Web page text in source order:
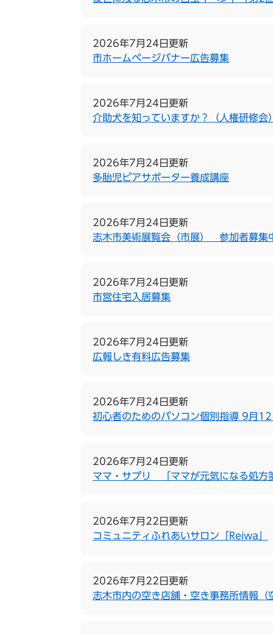
2026年7月24日更新
市ホームページバナー広告募集
2026年7月24日更新
介助犬を知っていますか？（人権研修会）
2026年7月24日更新
多胎児ピアサポーター養成講座
2026年7月24日更新
志木市美術展覧会（市展） 参加者募集
2026年7月24日更新
市営住宅入居募集
2026年7月24日更新
広報しき有料広告募集
2026年7月24日更新
初心者のためのパソコン個別指導 9月12
2026年7月24日更新
ママ・サプリ 「ママが元気になる処方
2026年7月22日更新
コミュニティふれあいサロン「Reiwa」
2026年7月22日更新
志木市内の空き店舗・空き事務所情報（